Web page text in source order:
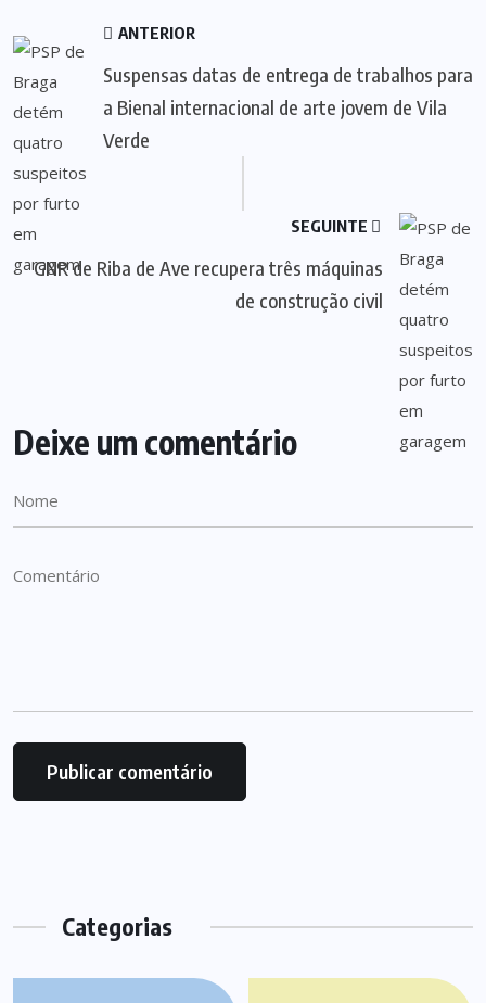
ANTERIOR
Suspensas datas de entrega de trabalhos para
a Bienal internacional de arte jovem de Vila
Verde
SEGUINTE
GNR de Riba de Ave recupera três máquinas
de construção civil
Deixe um comentário
Categorias